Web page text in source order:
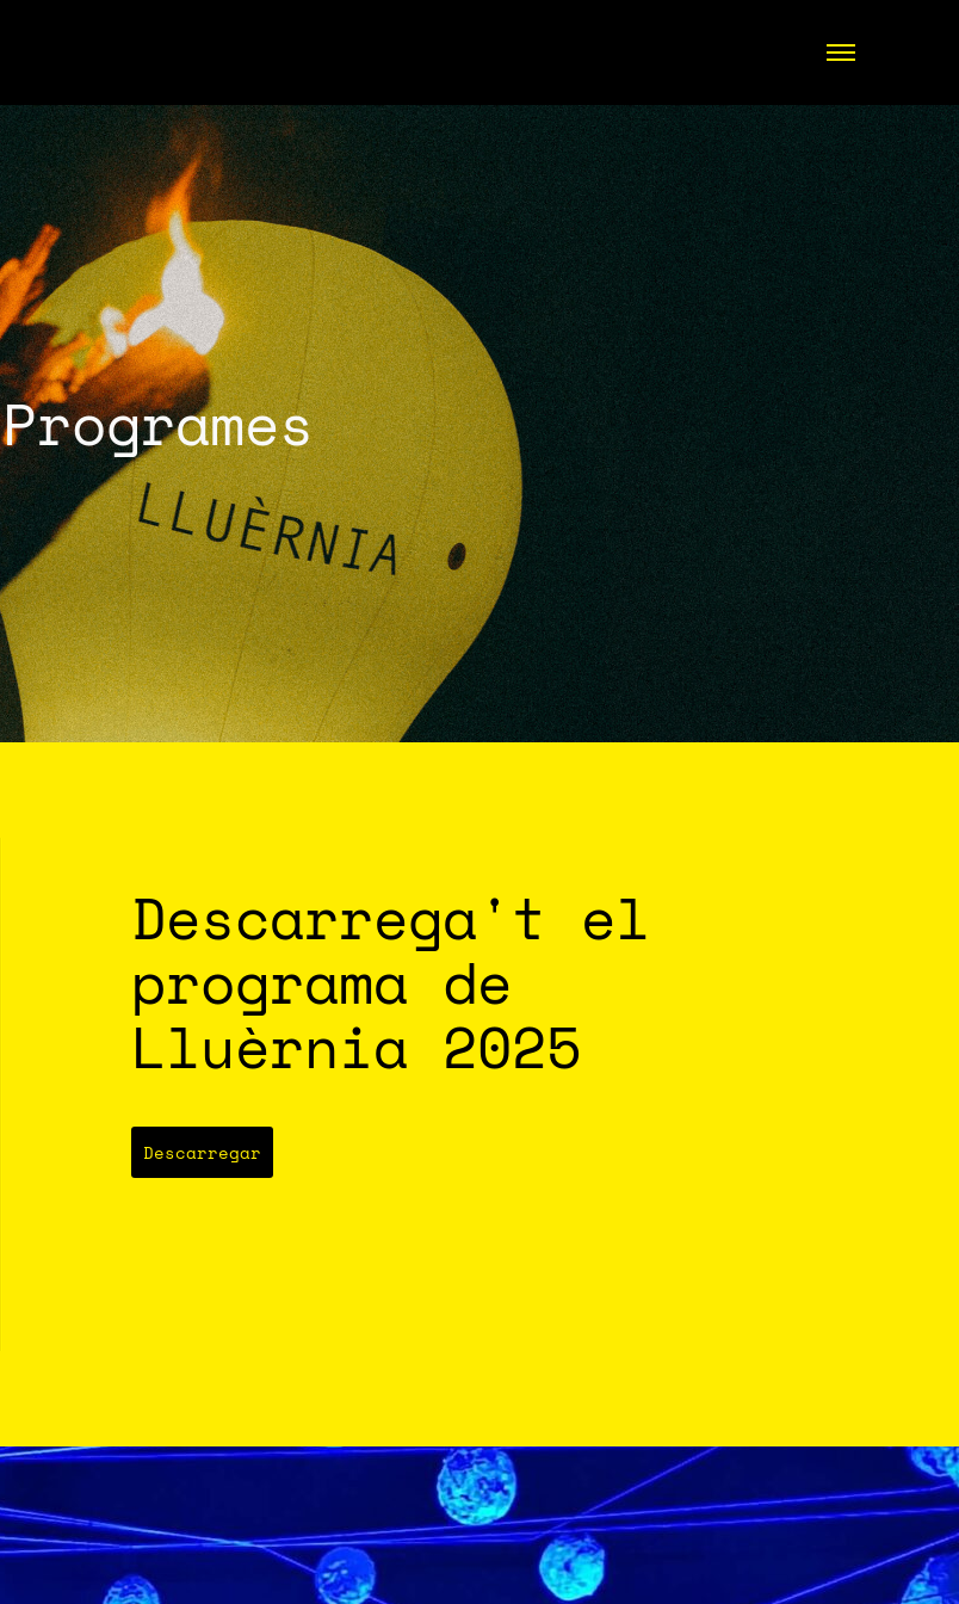
Programes
Descarrega't el
programa de
Lluèrnia 2025
Descarregar